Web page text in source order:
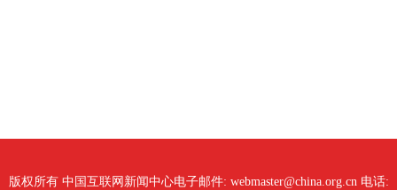
版权所有 中国互联网新闻中心电子邮件: webmaster@china.org.cn 电话: